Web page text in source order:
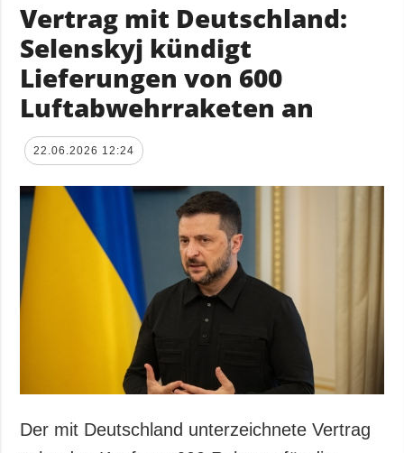
Vertrag mit Deutschland:
Selenskyj kündigt
Lieferungen von 600
Luftabwehrraketen an
22.06.2026 12:24
Der mit Deutschland unterzeichnete Vertrag